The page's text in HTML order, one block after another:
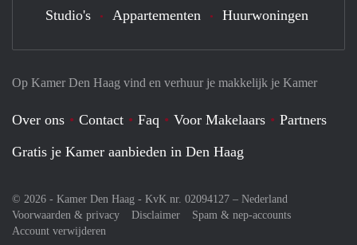
Op Kamer Den Haag vind en verhuur je makkelijk je Kamer
Over ons Contact Faq Voor Makelaars
Partners
Gratis je Kamer aanbieden in Den Haag
© 2026 - Kamer Den Haag - KvK nr. 02094127 – Nederland
Voorwaarden & privacy
Disclaimer
Spam & nep-accounts
Account verwijderen
Studio's Appartementen Huurwoningen